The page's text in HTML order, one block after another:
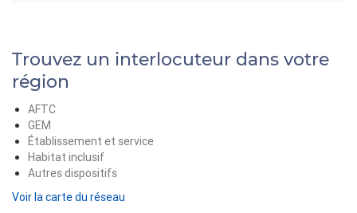
Trouvez un interlocuteur dans votre
région
AFTC
GEM
Établissement et service
Habitat inclusif
Autres dispositifs
Voir la carte du réseau